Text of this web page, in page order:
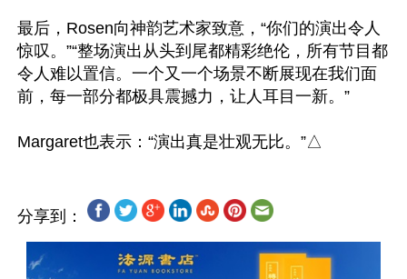
最后，Rosen向神韵艺术家致意，“你们的演出令人
惊叹。”“整场演出从头到尾都精彩绝伦，所有节目都
令人难以置信。一个又一个场景不断展现在我们面
前，每一部分都极具震撼力，让人耳目一新。”
分享到：